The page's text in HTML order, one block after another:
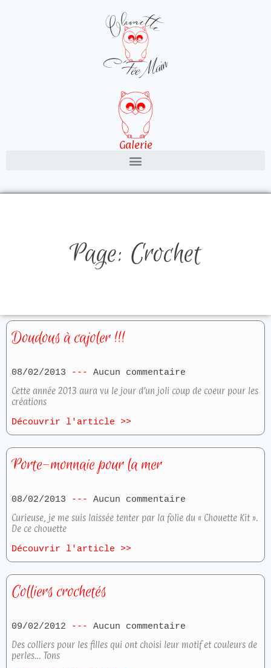
Galerie
Page: Crochet
Doudous à cajoler !!!
08/02/2013
Aucun commentaire
Cette année 2013 aura vu le jour d’un joli coup de coeur pour les
créations
Découvrir l'article >>
Porte-monnaie pour la mer
08/02/2013
Aucun commentaire
Curieuse, je me suis laissée tenter par la folie du « Chouette Kit ».
De ce chouette
Découvrir l'article >>
Colliers crochetés
09/02/2012
Aucun commentaire
Des colliers pour les filles qui ont choisi leur motif et couleurs de
perles… Tons